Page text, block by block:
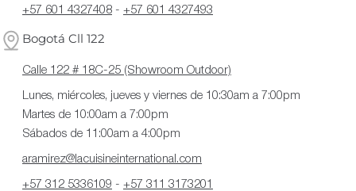
+57 601 4327408 - +57 601 4327493
Bogotá Cll 122
Calle 122 # 18C-25 (Showroom Outdoor)
Lunes, miércoles, jueves y viernes de 10:30am a 7:00pm
Martes de 10:00am a 7:00pm
Sábados de 11:00am a 4:00pm
aramirez@lacuisineinternational.com
+57 312 5336109 - +57 311 3173201